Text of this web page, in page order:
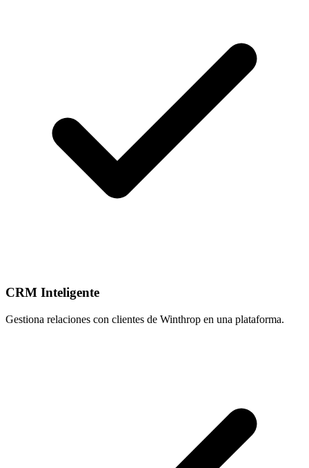
CRM Inteligente
Gestiona relaciones con clientes de Winthrop en una plataforma.